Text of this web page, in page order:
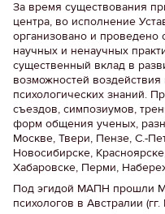
За время существования
центра, во исполнение
организовано и проведено
научных и ненаучных
существенный вклад в
возможностей
психологических знаний.
съездов, симпозиумов,
форм общения ученых,
Москве, Твери, Пензе, С.-
Новосибирске,
Хабаровске, Перми,
Под эгидой МАПН прошли
психологов в Австралии